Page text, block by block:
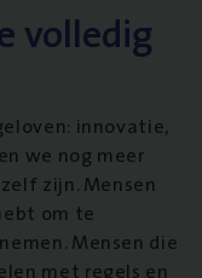
volledig
innovatie,
we nog meer
zijn. Mensen
om te
Mensen die
met regels en